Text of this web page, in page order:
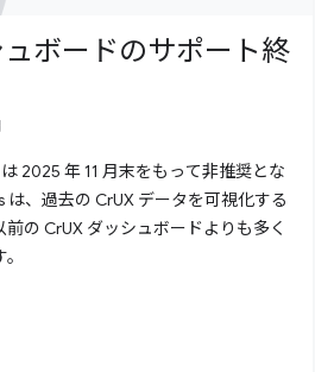
ボードのサポート終
2025 年 11 月末をもって非推奨とな
は、過去の CrUX データを可視化する
の CrUX ダッシュボードよりも多く